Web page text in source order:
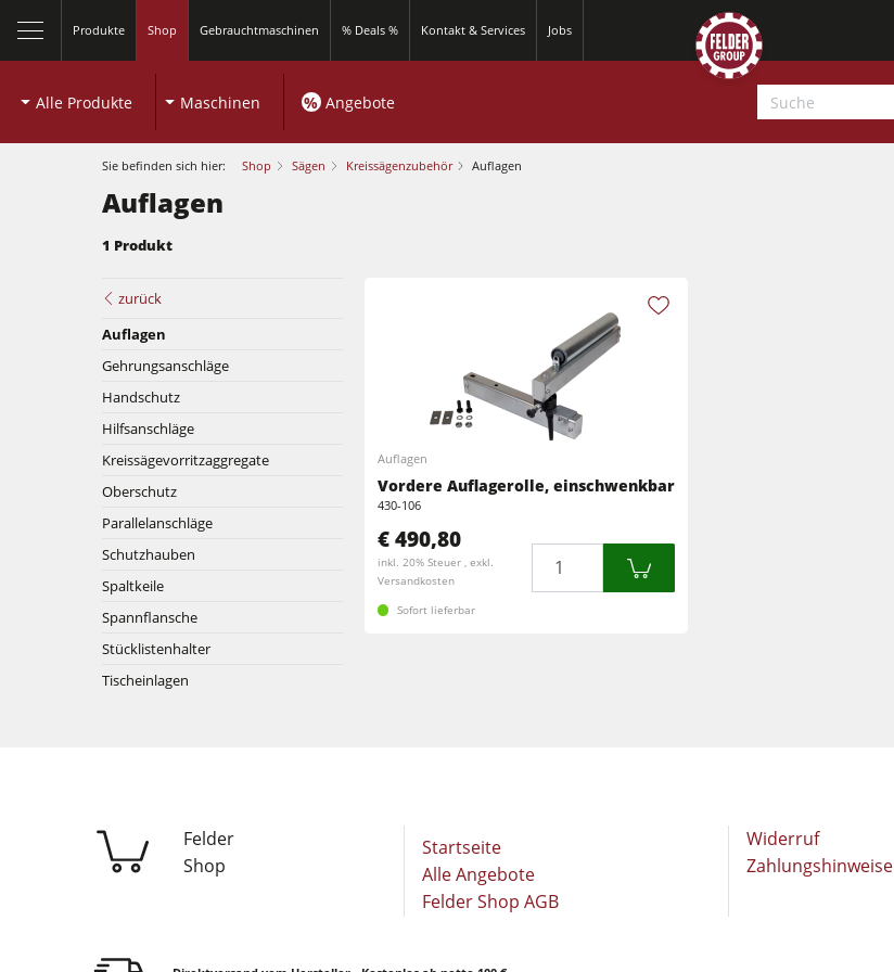
Produkte Shop Gebrauchtmaschinen % Deals % Kontakt & Services Jobs
Hobelmaschinen
Kreissäge-Fräsmaschinen
CNC-Bearbeitungszentren
CNC Fenster- und Türenbearbeitung
Breitbandschleifmaschinen Langband- & Kantenschleifmaschinen
Bürst- und Bürstschleifmaschinen Bandsägen
Druckbalkensägen & Plattenaufteilsägen
Brikettierpressen
Projektmanagement
Kreissägen und Formatkreissägen Hobelmaschinen
Kreissäge-Fräsmaschinen
CNC Bearbeitungszentren
Kantenanleimmaschinen
Alle Produkte Maschinen % Angebote
Sie befinden sich hier: Shop Sägen Kreissägenzubehör Auflagen
Auflagen
1 Produkt
zurück
Auflagen
Gehrungsanschläge
Handschutz
Hilfsanschläge
Kreissägevorritzaggregate
Oberschutz
Parallelanschläge
Schutzhauben
Spaltkeile
Spannflansche
Stücklistenhalter
Tischeinlagen
Auflagen
Vordere Auflagerolle, einschwenkbar
430-106
€ 490,80
inkl. 20% Steuer , exkl.
Versandkosten
Sofort lieferbar
Felder
Shop
Startseite
Alle Angebote
Felder Shop AGB
Widerruf
Zahlungshinweise